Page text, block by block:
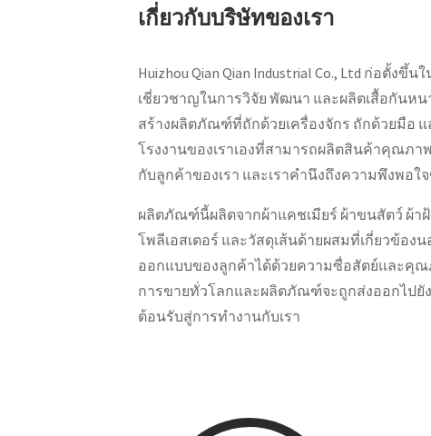
เกี่ยวกับบริษัทของเรา
Huizhou Qian Qian Industrial Co., Ltd ก่อตั้งขึ้
เชี่ยวชาญในการวิจัย พัฒนา และผลิตเสื้อกันหน
สร้างผลิตภัณฑ์ที่ถักด้วยเครื่องจักร ถักด้วยมือ แ
โรงงานของเราเองที่สามารถผลิตสินค้าคุณภา
กับลูกค้าของเรา และเราคำนึงถึงความพึงพอ
ผลิตภัณฑ์นี้ผลิตจากผ้าแคชเมียร์ ผ้าขนสัตว์ ผ้าฝ้
โพลีเอสเตอร์ และวัสดุเส้นด้ายผสมที่เกี่ยวข้อง
ออกแบบของลูกค้าได้ด้วยความซื่อสัตย์และคุณ
การขายทั่วโลกและผลิตภัณฑ์จะถูกส่งออกไปยั
ต้อนรับสู่การทำงานกับเรา